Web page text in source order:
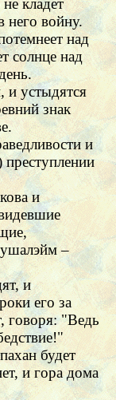
кладет
него войну.
над
солнце над
и устыдятся
знак
и
преступлении
и
–
и
его за
говоря: "Ведь
будет
и гора дома